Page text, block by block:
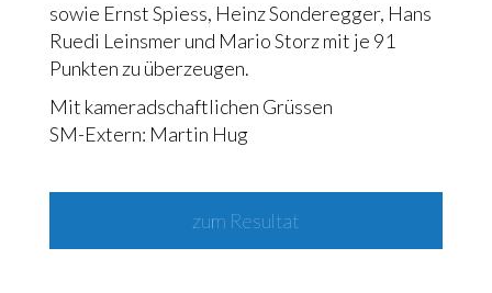
sowie Ernst Spiess, Heinz Son­der­eg­ger, Hans
Rue­di Leins­mer und Mario Storz mit je 91
Punk­ten zu über­zeu­gen.
Mit kame­rad­schaft­li­chen Grüs­sen
SM-Extern: Mar­tin Hug
zum Resul­tat